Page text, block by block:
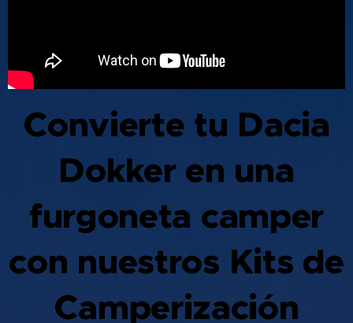
Convierte tu Dacia
Dokker en una
furgoneta camper
con nuestros Kits de
Camperización